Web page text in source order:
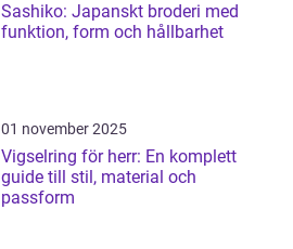
Sashiko: Japanskt broderi med
funktion, form och hållbarhet
01 november 2025
Vigselring för herr: En komplett
guide till stil, material och
passform